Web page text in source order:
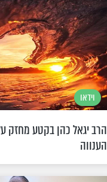
וידאו
הרב יגאל כהן בקטע מחזק
הענווה